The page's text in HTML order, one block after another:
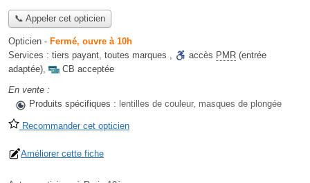
📞 Appeler cet opticien
Opticien - Fermé, ouvre à 10h
Services : tiers payant, toutes marques , accès PMR (entrée
adaptée),
CB acceptée
En vente :
Produits spécifiques : lentilles de couleur, masques de plongée
Recommander cet opticien
Améliorer cette fiche